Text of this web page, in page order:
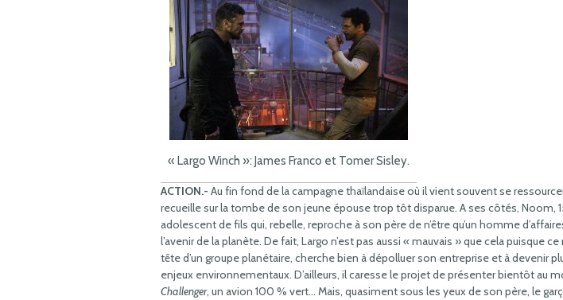
« Largo Winch »: James Franco et Tomer Sisley.
ACTION.- Au fin fond de la campagne thaïlandaise où il vient souvent se
recueille sur la tombe de son jeune épouse trop tôt disparue. A ses côtés, Noom,
adolescent de fils qui, rebelle, reproche à son père de n’être qu’un homme
l’avenir de la planète. De fait, Largo n’est pas aussi « mauvais » que cela puisque
tête d’un groupe planétaire, cherche bien à dépolluer son entreprise et à devenir
enjeux environnementaux. D’ailleurs, il caresse le projet de présenter bientôt au
Challenger, un avion 100 % vert… Mais, quasiment sous les yeux de son père, le